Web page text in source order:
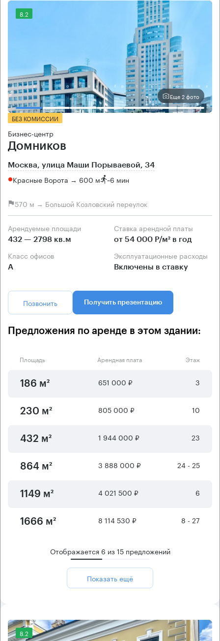
8.2
Еще 2 фото
БЕЗ КОМИССИИ
Бизнес-центр
Домников
Москва, улица Маши Порываевой, 34
Красные Ворота → 600 м ~6 мин
570 м → Большой Козловский переулок
Арендуемые площади
432 — 2798 кв.м
Ставка арендной платы
от 54 000 Р/м² в год
Класс офисов
А
Эксплуатационные расходы
Включены в ставку
Позвонить Получить презентацию
Предложения по аренде в этом здании:
Площадь Арендная плата Этаж
186 м² 651 000 ₽ 3
230 м² 805 000 ₽ 10
432 м² 1 944 000 ₽ 23
864 м² 3 888 000 ₽ 24 - 25
1149 м² 4 021 500 ₽ 6
1666 м² 8 114 530 ₽ 8 - 27
Отображается 6 из15предложений
Показать ещё
8.2